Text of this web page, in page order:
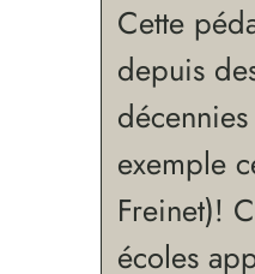
Cette
depuis
exemple
Freinet)!
écoles